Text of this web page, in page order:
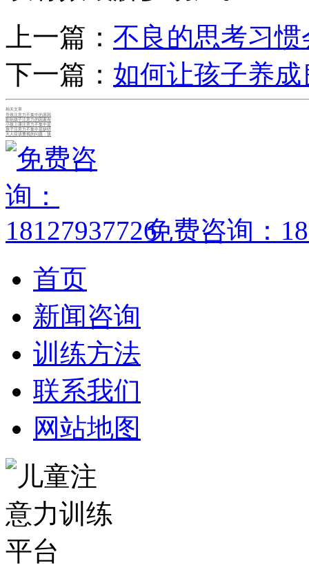
上一篇： 不良的思考习
下一篇： 如何让孩子养
相关文章
导致注意力不集中的原因
影响孩子注意力的因素有
小孩上课注意力不集中是
孩子注意力不集中是缺锌
大人应该重视的问题：孩
免费咨询：
首页
新闻咨询
训练方法
联系我们
网站地图